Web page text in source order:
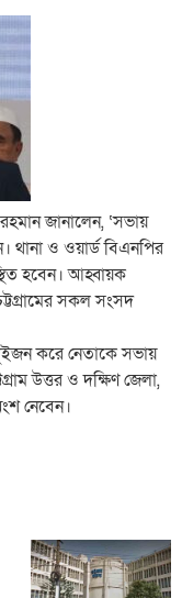
জানালেন, ‘সভায়
ও ওয়ার্ড বিএনপির
হবেন। আহ্বায়ক
সকল সংসদ
করে নেতাকে সভায়
উত্তর ও দক্ষিণ জেলা,
নেবেন।